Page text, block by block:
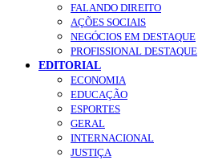
FALANDO DIREITO
AÇÕES SOCIAIS
NEGÓCIOS EM DESTAQUE
PROFISSIONAL DESTAQUE
EDITORIAL
ECONOMIA
EDUCAÇÃO
ESPORTES
GERAL
INTERNACIONAL
JUSTIÇA